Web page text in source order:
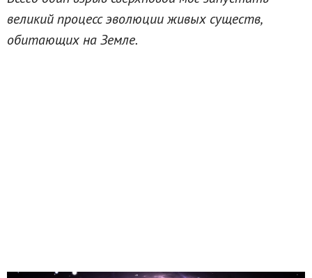
великий процесс эволюции живых существ,
обитающих на Земле.